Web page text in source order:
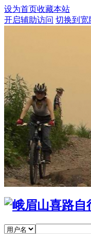
设为首页收藏本站
开启辅助访问 切换到宽